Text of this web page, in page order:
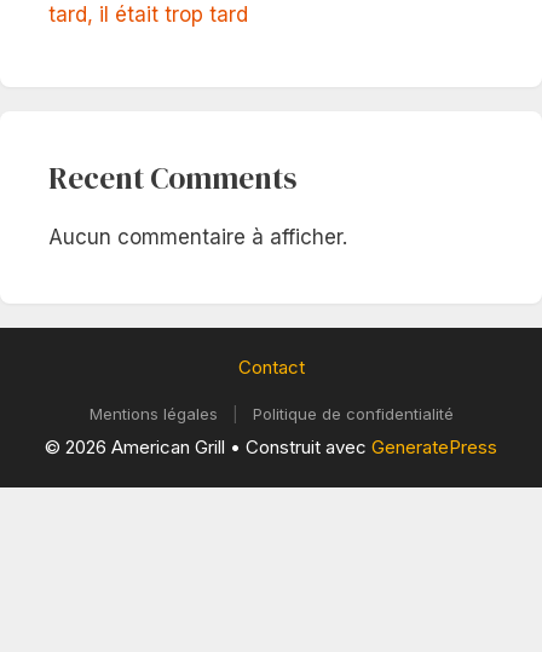
tard, il était trop tard
Recent Comments
Aucun commentaire à afficher.
Contact
Mentions légales Politique de confidentialité
© 2026 American Grill • Construit avec GeneratePress